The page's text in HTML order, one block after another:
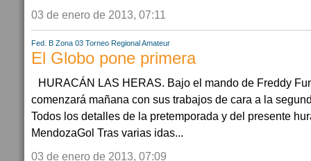
03 de enero de 2013, 07:11
Fed. B Zona 03 Torneo Regional Amateur
El Globo pone primera
HURACÁN LAS HERAS. Bajo el mando de Freddy
comenzará mañana con sus trabajos de cara a la
Todos los detalles de la pretemporada y del presente
MendozaGol Tras varias idas...
03 de enero de 2013, 07:09